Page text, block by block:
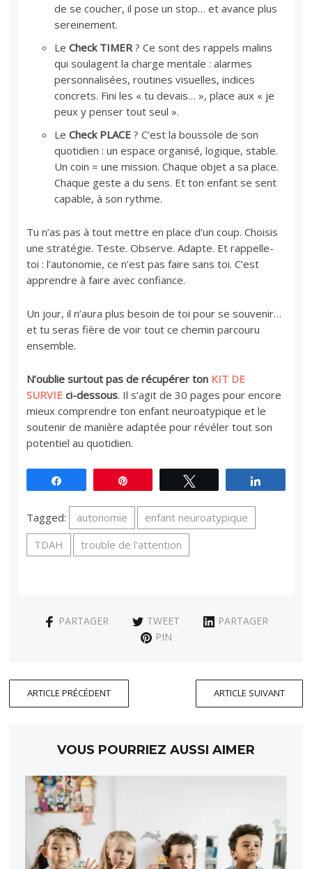
de se coucher, il pose un stop… et avance plus
sereinement.
LeCheck TIMER ? Ce sont des rappels malins
qui soulagent la charge mentale : alarmes
personnalisées, routines visuelles, indices
concrets. Fini les « tu devais… », place aux « je
peux y penser tout seul ».
LeCheck PLACE? C’est la boussole de son
quotidien : un espace organisé, logique, stable.
Un coin = une mission. Chaque objet a sa place.
Chaque geste a du sens. Et ton enfant se sent
capable, à son rythme.
Tu n’as pas à tout mettre en place d’un coup. Choisis
une stratégie. Teste. Observe. Adapte. Et rappelle-
toi : l’autonomie, ce n’est pas faire sans toi. C’est
apprendre à faire avec confiance.
Un jour, il n’aura plus besoin de toi pour se souvenir…
et tu seras fière de voir tout ce chemin parcouru
ensemble.
N’oublie surtout pas de récupérer ton KIT DE
SURVIEci-dessous. Il s’agit de 30 pages pour encore
mieux comprendre ton enfant neuroatypique et le
soutenir de manière adaptée pour révéler tout son
potentiel au quotidien.
Tagged: autonomie
enfant neuroatypique
TDAH
trouble de l'attention
PARTAGER TWEET
PARTAGER
PIN
ARTICLE PRÉCÉDENT ARTICLE SUIVANT
VOUS POURRIEZ AUSSI AIMER